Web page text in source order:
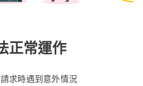
正常運作
求時遇到意外情況